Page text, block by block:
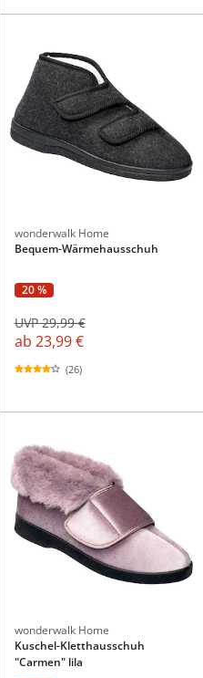
wonderwalk Home
Bequem-Wärmehausschuh
20 %
ab 23,99 €
UVP 29,99 €
(26)
wonderwalk Home
Kuschel-Kletthausschuh
"Carmen" lila